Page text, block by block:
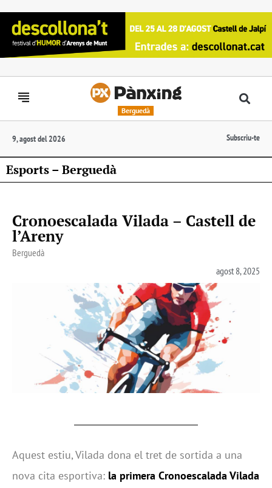
Berguedà
9, agost del 2026 Subscriu-te
Esports – Berguedà
Cronoescalada Vilada – Castell de
l’Areny
Berguedà
agost 8, 2025
Aquest estiu, Vilada dona el tret de sortida a una
nova cita esportiva: la primera Cronoescalada Vilada